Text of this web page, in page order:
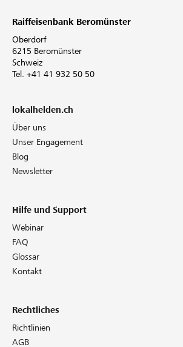
Raiffeisenbank Beromünster
Oberdorf
6215 Beromünster
Schweiz
Tel. +41 41 932 50 50
lokalhelden.ch
Über uns
Unser Engagement
Blog
Newsletter
Hilfe und Support
Webinar
FAQ
Glossar
Kontakt
Rechtliches
Richtlinien
AGB